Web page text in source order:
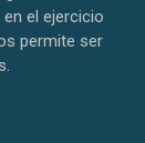
el ejercicio
permite ser